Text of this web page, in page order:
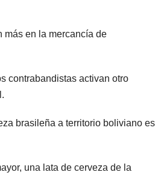
más en la mercancía de
contrabandistas activan otro
brasileña a territorio boliviano es
una lata de cerveza de la